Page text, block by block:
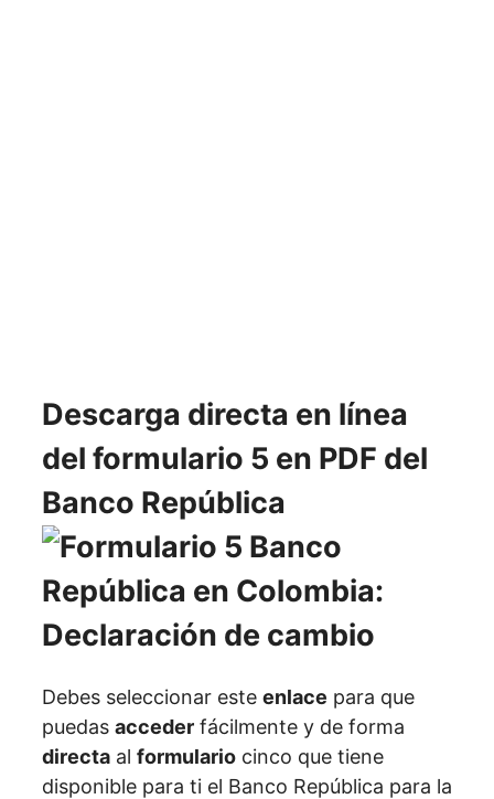
Descarga directa en línea
del formulario 5 en PDF del
Banco República
Debes seleccionar este enlace para que
puedas acceder fácilmente y de forma
directa al formulario cinco que tiene
disponible para ti el Banco República para la